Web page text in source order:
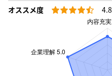
オススメ度
4.8